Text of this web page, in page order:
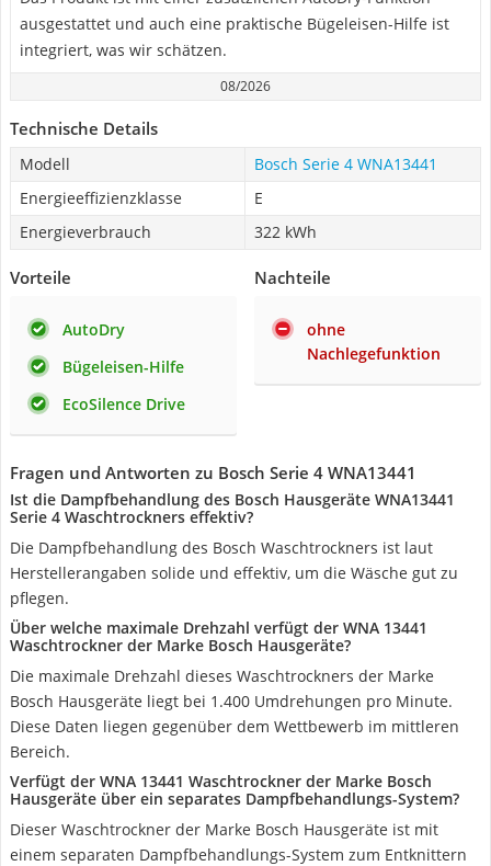
ausgestattet und auch eine praktische Bügeleisen-Hilfe ist
integriert, was wir schätzen.
08/2026
Technische Details
Modell
Bosch Serie 4 WNA13441
Energieeffizienzklasse
E
Energieverbrauch
322 kWh
Vorteile
AutoDry
Bügeleisen-Hilfe
EcoSilence Drive
Nachteile
ohne
Nachlegefunktion
Fragen und Antworten zu Bosch Serie 4 WNA13441
Ist die Dampfbehandlung des Bosch Hausgeräte WNA13441
Serie 4 Waschtrockners effektiv?
Die Dampfbehandlung des Bosch Waschtrockners ist laut
Herstellerangaben solide und effektiv, um die Wäsche gut zu
pflegen.
Über welche maximale Drehzahl verfügt der WNA 13441
Waschtrockner der Marke Bosch Hausgeräte?
Die maximale Drehzahl dieses Waschtrockners der Marke
Bosch Hausgeräte liegt bei 1.400 Umdrehungen pro Minute.
Diese Daten liegen gegenüber dem Wettbewerb im mittleren
Bereich.
Verfügt der WNA 13441 Waschtrockner der Marke Bosch
Hausgeräte über ein separates Dampfbehandlungs-System?
Dieser Waschtrockner der Marke Bosch Hausgeräte ist mit
einem separaten Dampfbehandlungs-System zum Entknittern